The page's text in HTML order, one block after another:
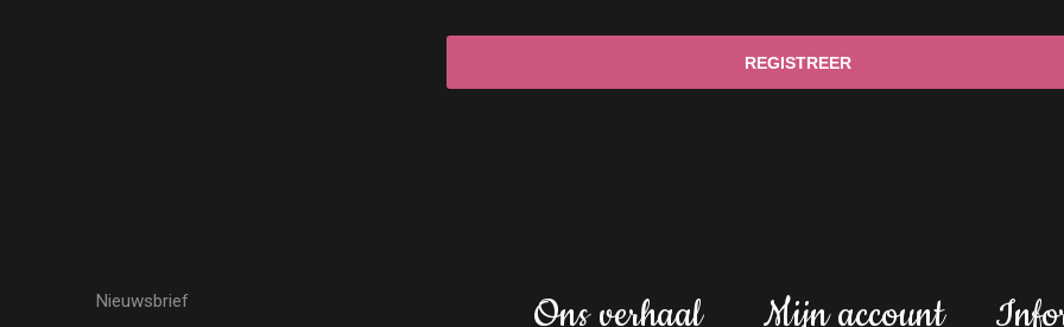
Nieuwsbrief Ons verhaal Mijn account